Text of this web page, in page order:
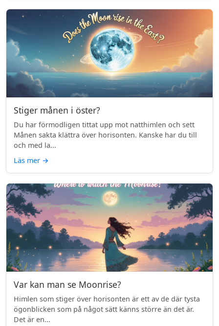
Stiger månen i öster?
Du har förmodligen tittat upp mot natthimlen och sett
Månen sakta klättra över horisonten. Kanske har du till
och med la...
Läs mer →
Var kan man se Moonrise?
Himlen som stiger över horisonten är ett av de där tysta
ögonblicken som på något sätt känns större än det är.
Det är en...